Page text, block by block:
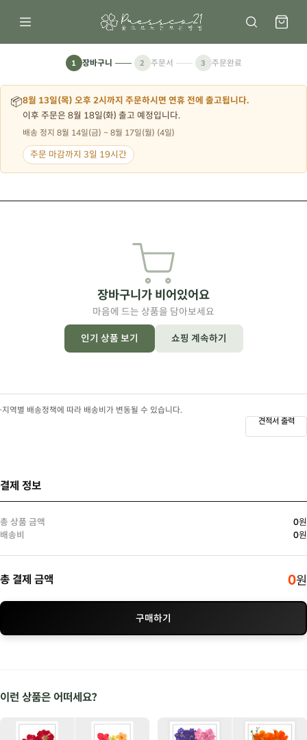
1 장바구니 2 주문서 3 주문완료
📦8월 13일(목) 오후 2시까지 주문하시면 연휴 전에 출고됩니다.
이후 주문은 8월 18일(화) 출고 예정입니다.
배송 정지 8월 14일(금) ~ 8월 17일(월) (4일)
주문 마감까지 3일 19시간
장바구니가 비어있어요
마음에 드는 상품을 담아보세요
인기 상품 보기 쇼핑 계속하기
·지역별 배송정책에 따라 배송비가 변동될 수 있습니다.
견적서 출력
결제 정보
총 상품 금액 0원
배송비
0원
총 결제 금액 0원
구매하기
이런 상품은 어떠세요?